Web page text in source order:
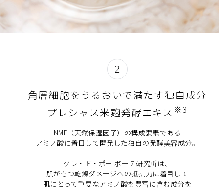
2
角層細胞をうるおいで満たす独自成分
プレシャス米麹発酵エキス ※3
NMF（天然保湿因子）の構成要素である
アミノ酸に着目して開発した独自の発酵美容成分。
クレ・ド・ポー ボーテ研究所は、
肌がもつ乾燥ダメージへの抵抗力に着目して
肌にとって重要なアミノ酸を豊富に含む成分を